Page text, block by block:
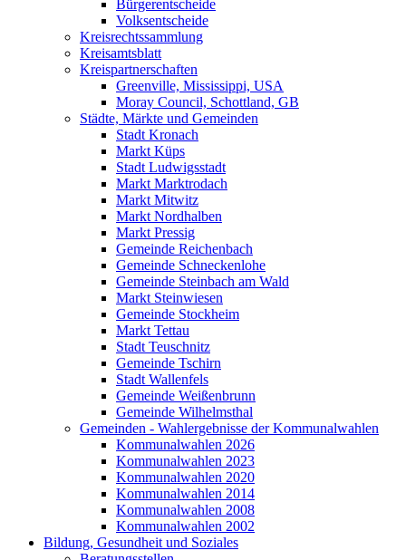
Bürgerentscheide
Volksentscheide
Kreisrechtssammlung
Kreisamtsblatt
Kreispartnerschaften
Greenville, Mississippi, USA
Moray Council, Schottland, GB
Städte, Märkte und Gemeinden
Stadt Kronach
Markt Küps
Stadt Ludwigsstadt
Markt Marktrodach
Markt Mitwitz
Markt Nordhalben
Markt Pressig
Gemeinde Reichenbach
Gemeinde Schneckenlohe
Gemeinde Steinbach am Wald
Markt Steinwiesen
Gemeinde Stockheim
Markt Tettau
Stadt Teuschnitz
Gemeinde Tschirn
Stadt Wallenfels
Gemeinde Weißenbrunn
Gemeinde Wilhelmsthal
Gemeinden - Wahlergebnisse der Kommunalwahlen
Kommunalwahlen 2026
Kommunalwahlen 2023
Kommunalwahlen 2020
Kommunalwahlen 2014
Kommunalwahlen 2008
Kommunalwahlen 2002
Bildung, Gesundheit und Soziales